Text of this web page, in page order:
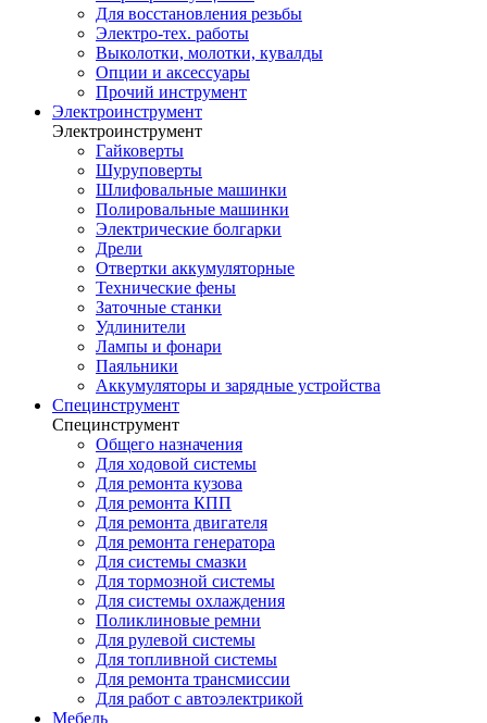
Для восстановления резьбы
Электро-тех. работы
Выколотки, молотки, кувалды
Опции и аксессуары
Прочий инструмент
Электроинструмент
Электроинструмент
Гайковерты
Шуруповерты
Шлифовальные машинки
Полировальные машинки
Электрические болгарки
Дрели
Отвертки аккумуляторные
Технические фены
Заточные станки
Удлинители
Лампы и фонари
Паяльники
Аккумуляторы и зарядные устройства
Специнструмент
Специнструмент
Общего назначения
Для ходовой системы
Для ремонта кузова
Для ремонта КПП
Для ремонта двигателя
Для ремонта генератора
Для системы смазки
Для тормозной системы
Для системы охлаждения
Поликлиновые ремни
Для рулевой системы
Для топливной системы
Для ремонта трансмиссии
Для работ с автоэлектрикой
Мебель